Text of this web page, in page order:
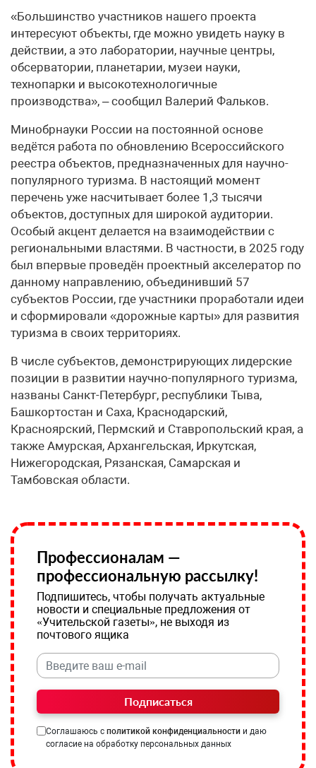
«Большинство участников нашего проекта
интересуют объекты, где можно увидеть науку в
действии, а это лаборатории, научные центры,
обсерватории, планетарии, музеи науки,
технопарки и высокотехнологичные
производства», – сообщил Валерий Фальков.
Минобрнауки России на постоянной основе
ведётся работа по обновлению Всероссийского
реестра объектов, предназначенных для научно-
популярного туризма. В настоящий момент
перечень уже насчитывает более 1,3 тысячи
объектов, доступных для широкой аудитории.
Особый акцент делается на взаимодействии с
региональными властями. В частности, в 2025 году
был впервые проведён проектный акселератор по
данному направлению, объединивший 57
субъектов России, где участники проработали идеи
и сформировали «дорожные карты» для развития
туризма в своих территориях.
В числе субъектов, демонстрирующих лидерские
позиции в развитии научно-популярного туризма,
названы Санкт-Петербург, республики Тыва,
Башкортостан и Саха, Краснодарский,
Красноярский, Пермский и Ставропольский края, а
также Амурская, Архангельская, Иркутская,
Нижегородская, Рязанская, Самарская и
Тамбовская области.
Профессионалам —
профессиональную рассылку!
Подпишитесь, чтобы получать актуальные
новости и специальные предложения от
«Учительской газеты», не выходя из
почтового ящика
Подписаться
Соглашаюсь с политикой конфиденциальности и даю
согласие на обработку персональных данных